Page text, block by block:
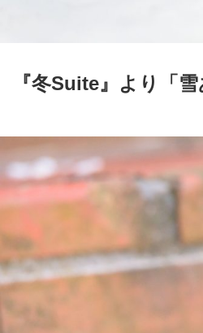
『冬Suite』より「